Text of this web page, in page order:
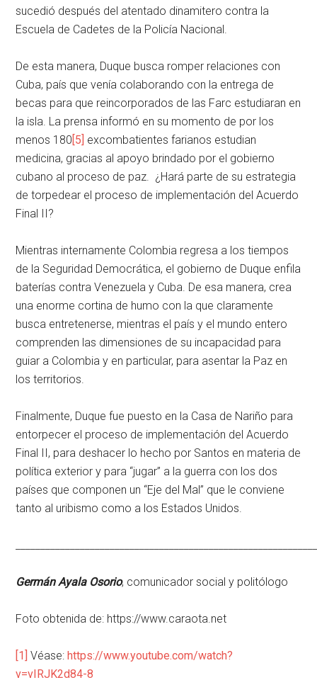
sucedió después del atentado dinamitero contra la
Escuela de Cadetes de la Policía Nacional.
De esta manera, Duque busca romper relaciones con
Cuba, país que venía colaborando con la entrega de
becas para que reincorporados de las Farc estudiaran en
la isla. La prensa informó en su momento de por los
menos 180[5] excombatientes farianos estudian
medicina, gracias al apoyo brindado por el gobierno
cubano al proceso de paz. ¿Hará parte de su estrategia
de torpedear el proceso de implementación del Acuerdo
Final II?
Mientras internamente Colombia regresa a los tiempos
de la Seguridad Democrática, el gobierno de Duque enfila
baterías contra Venezuela y Cuba. De esa manera, crea
una enorme cortina de humo con la que claramente
busca entretenerse, mientras el país y el mundo entero
comprenden las dimensiones de su incapacidad para
guiar a Colombia y en particular, para asentar la Paz en
los territorios.
Finalmente, Duque fue puesto en la Casa de Nariño para
entorpecer el proceso de implementación del Acuerdo
Final II, para deshacer lo hecho por Santos en materia de
política exterior y para “jugar” a la guerra con los dos
países que componen un “Eje del Mal” que le conviene
tanto al uribismo como a los Estados Unidos.
Germán Ayala Osorio, comunicador social y politólogo
Foto obtenida de: https://www.caraota.net
[1] Véase:https://www.youtube.com/watch?
v=vIRJK2d84-8